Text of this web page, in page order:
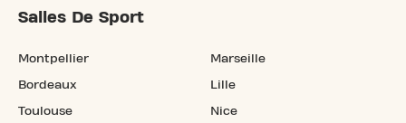
Salles De Sport
Montpellier
Bordeaux
Toulouse
Marseille
Lille
Nice